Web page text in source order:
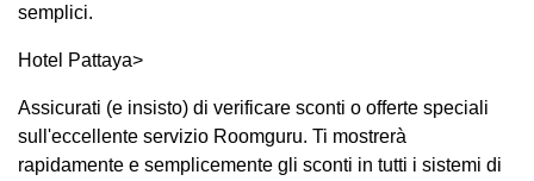
semplici.
Hotel Pattaya>
Assicurati (e insisto) di verificare sconti o offerte speciali
sull'eccellente servizio Roomguru. Ti mostrerà
rapidamente e semplicemente gli sconti in tutti i sistemi di